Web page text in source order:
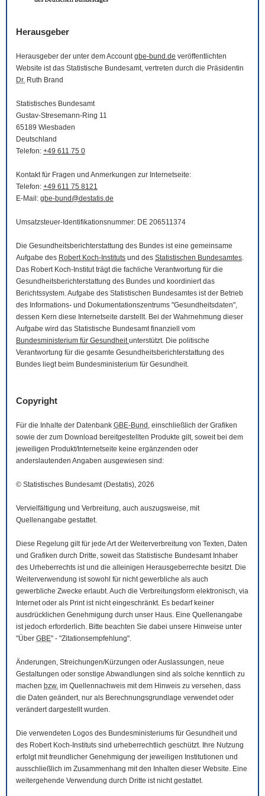
Herausgeber
Herausgeber der unter dem Accountgbe-bund.de veröffentlichten
Website ist das Statistische Bundesamt, vertreten durch die Präsidentin
Dr. Ruth Brand
Statistisches Bundesamt
Gustav-Stresemann-Ring 11
65189 Wiesbaden
Deutschland
Telefon: +49 611 75 0
Kontakt für Fragen und Anmerkungen zur Internetseite:
Telefon: +49 611 75 8121
E-Mail : gbe-bund@destatis.de
Umsatzsteuer-Identifikationsnummer: DE 206511374
Die Gesundheitsberichterstattung des Bundes ist eine gemeinsame
Aufgabe des Robert Koch-Instituts und des Statistischen Bundesamtes.
Das Robert Koch-Institut trägt die fachliche Verantwortung für die
Gesundheitsberichterstattung des Bundes und koordiniert das
Berichtssystem. Aufgabe des Statistischen Bundesamtes ist der Betrieb
des Informations- und Dokumentationszentrums "Gesundheitsdaten",
dessen Kern diese Internetseite darstellt. Bei der Wahrnehmung dieser
Aufgabe wird das Statistische Bundesamt finanziell vom
Bundesministerium für Gesundheitunterstützt. Die politische
Verantwortung für die gesamte Gesundheitsberichterstattung des
Bundes liegt beim Bundesministerium für Gesundheit.
Copyright
Für die Inhalte der Datenbank GBE-Bund , einschließlich der Grafiken
sowie der zum Download bereitgestellten Produkte gilt, soweit bei dem
jeweiligen Produkt/Internetseite keine ergänzenden oder
anderslautenden Angaben ausgewiesen sind:
© Statistisches Bundesamt (Destatis), 2026
Vervielfältigung und Verbreitung, auch auszugsweise, mit
Quellenangabe gestattet.
Diese Regelung gilt für jede Art der Weiterverbreitung von Texten, Daten
und Grafiken durch Dritte, soweit das Statistische Bundesamt Inhaber
des Urheberrechts ist und die alleinigen Herausgeberrechte besitzt. Die
Weiterverwendung ist sowohl für nicht gewerbliche als auch
gewerbliche Zwecke erlaubt. Auch die Verbreitungsform elektronisch, via
Internet oder als Print ist nicht eingeschränkt. Es bedarf keiner
ausdrücklichen Genehmigung durch unser Haus. Eine Quellenangabe
ist jedoch erforderlich. Bitte beachten Sie dabei unsere Hinweise unter
"Über GBE" - "Zitationsempfehlung".
Änderungen, Streichungen/Kürzungen oder Auslassungen, neue
Gestaltungen oder sonstige Abwandlungen sind als solche kenntlich zu
machen bzw. im Quellennachweis mit dem Hinweis zu versehen, dass
die Daten geändert, nur als Berechnungsgrundlage verwendet oder
verändert dargestellt wurden.
Die verwendeten Logos des Bundesministeriums für Gesundheit und
des Robert Koch-Instituts sind urheberrechtlich geschützt. Ihre Nutzung
erfolgt mit freundlicher Genehmigung der jeweiligen Institutionen und
ausschließlich im Zusammenhang mit den Inhalten dieser Website. Eine
weitergehende Verwendung durch Dritte ist nicht gestattet.